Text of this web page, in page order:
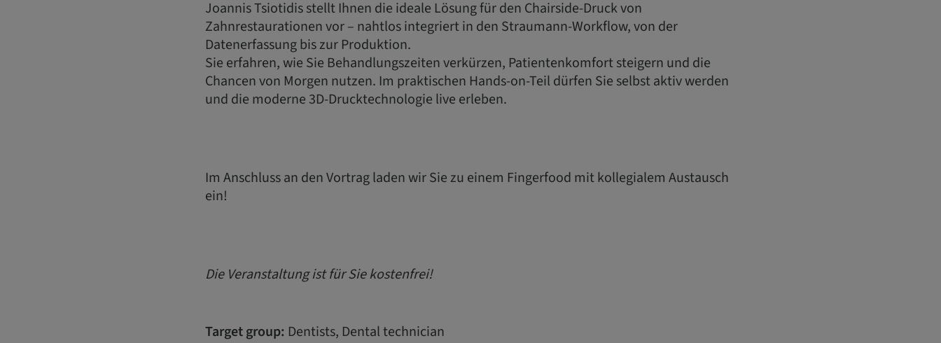
Joannis Tsiotidis stellt Ihnen die ideale Lösung für den Chairside-Druck von
Zahnrestaurationen vor – nahtlos integriert in den Straumann-Workflow, von der
Datenerfassung bis zur Produktion.
Sie erfahren, wie Sie Behandlungszeiten verkürzen, Patientenkomfort steigern und die
Chancen von Morgen nutzen. Im praktischen Hands-on-Teil dürfen Sie selbst aktiv werden
und die moderne 3D-Drucktechnologie live erleben.
Im Anschluss an den Vortrag laden wir Sie zu einem Fingerfood mit kollegialem Austausch
ein!
Die Veranstaltung ist für Sie kostenfrei!
Target group: Dentists, Dental technician